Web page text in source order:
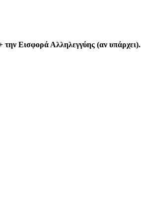
Εισφορά Αλληλεγγύης (αν υπάρχει).